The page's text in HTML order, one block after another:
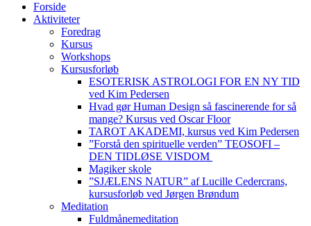
Forside
Aktiviteter
Foredrag
Kursus
Workshops
Kursusforløb
ESOTERISK ASTROLOGI FOR EN NY TID
ved Kim Pedersen
Hvad gør Human Design så fascinerende for så
mange? Kursus ved Oscar Floor
TAROT AKADEMI, kursus ved Kim Pedersen
”Forstå den spirituelle verden” TEOSOFI –
DEN TIDLØSE VISDOM
Magiker skole
”SJÆLENS NATUR” af Lucille Cedercrans,
kursusforløb ved Jørgen Brøndum
Meditation
Fuldmånemeditation